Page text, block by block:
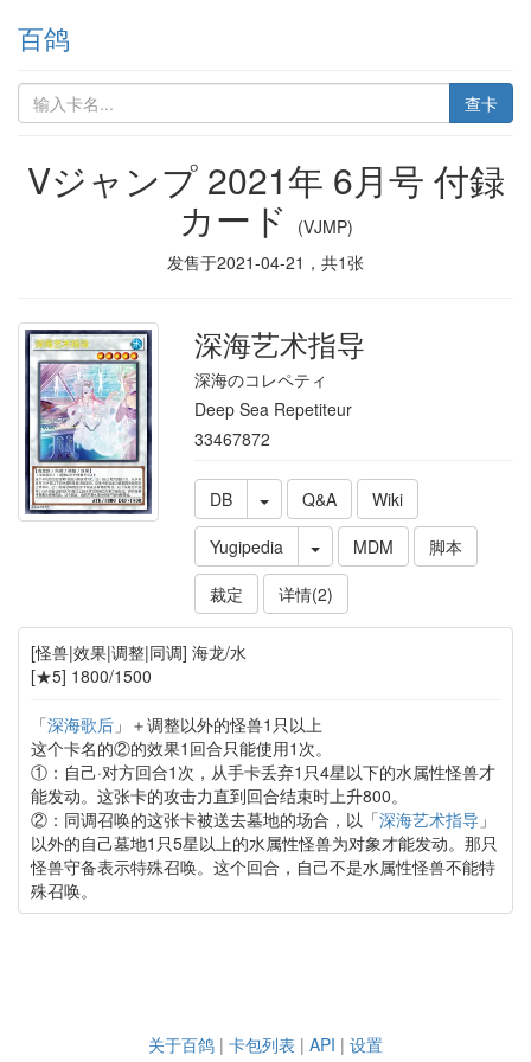
百鸽
查卡
Vジャンプ 2021年 6月号 付録
カード
(VJMP)
发售于2021-04-21 ，共1张
深海艺术指导
深海のコレペティ
Deep Sea Repetiteur
33467872
DB Q&A
Wiki
Yugipedia
MDM
脚本
裁定
详情(2)
[怪兽|效果|调整|同调] 海龙/水
[★5] 1800/1500
「深海歌后」＋调整以外的怪兽1只以上
这个卡名的②的效果1回合只能使用1次。
①：自己·对方回合1次，从手卡丢弃1只4星以下的水属性怪兽才
能发动。这张卡的攻击力直到回合结束时上升800。
②：同调召唤的这张卡被送去墓地的场合，以「深海艺术指导 」
以外的自己墓地1只5星以上的水属性怪兽为对象才能发动。那只
怪兽守备表示特殊召唤。这个回合，自己不是水属性怪兽不能特
殊召唤。
关于百鸽 | 卡包列表 | API | 设置